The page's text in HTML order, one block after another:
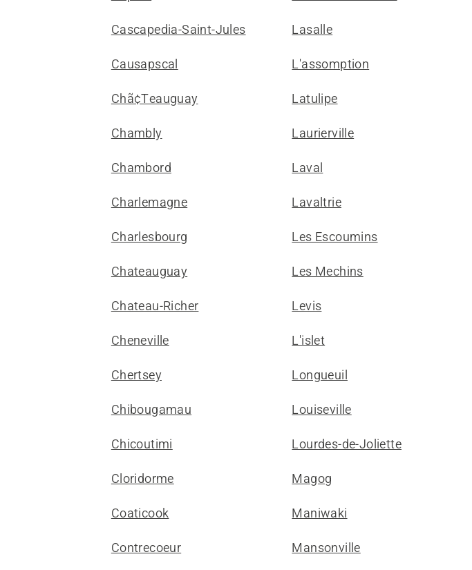
Cascapedia-Saint-Jules
Causapscal
Chã¢Teauguay
Chambly
Chambord
Charlemagne
Charlesbourg
Chateauguay
Chateau-Richer
Cheneville
Chertsey
Chibougamau
Chicoutimi
Cloridorme
Coaticook
Contrecoeur
Lasalle
L'assomption
Latulipe
Laurierville
Laval
Lavaltrie
Les Escoumins
Les Mechins
Levis
L'islet
Longueuil
Louiseville
Lourdes-de-Joliette
Magog
Maniwaki
Mansonville